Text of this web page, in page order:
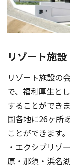
リゾート施設
リゾート施設の
で、福利厚生と
することができ
国各地に26ヶ所
ことができます。
・エクシブリゾ
原・那須・浜名